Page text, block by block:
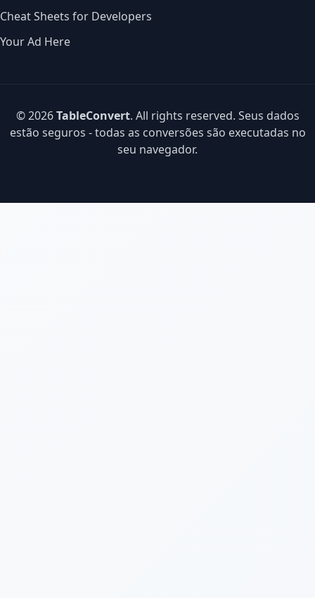
Cheat Sheets for Developers
Your Ad Here
© 2026TableConvert. All rights reserved. Seus dados
estão seguros - todas as conversões são executadas no
seu navegador.